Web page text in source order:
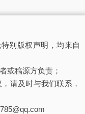
别版权声明，均来自
或稿源方负责；
请及时与我们联系，